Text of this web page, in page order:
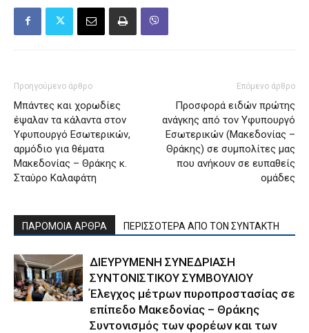
Προηγούμενο άρθρο
Μπάντες και χορωδίες
έψαλαν τα κάλαντα στον
Υφυπουργό Εσωτερικών,
αρμόδιο για θέματα
Μακεδονίας – Θράκης κ.
Σταύρο Καλαφάτη
Επόμενο άρθρο
Προσφορά ειδών πρώτης
ανάγκης από τον Υφυπουργό
Εσωτερικών (Μακεδονίας –
Θράκης) σε συμπολίτες μας
που ανήκουν σε ευπαθείς
ομάδες
ΠΑΡΟΜΟΙΑ ΑΡΘΡΑ ΠΕΡΙΣΣΟΤΕΡΑ ΑΠΟ ΤΟΝ ΣΥΝΤΑΚΤΗ
ΔΙΕΥΡΥΜΕΝΗ ΣΥΝΕΔΡΙΑΣΗ
ΣΥΝΤΟΝΙΣΤΙΚΟΥ ΣΥΜΒΟΥΛΙΟΥ
Έλεγχος μέτρων πυροπροστασίας σε
επίπεδο Μακεδονίας – Θράκης
Συντονισμός των φορέων και των